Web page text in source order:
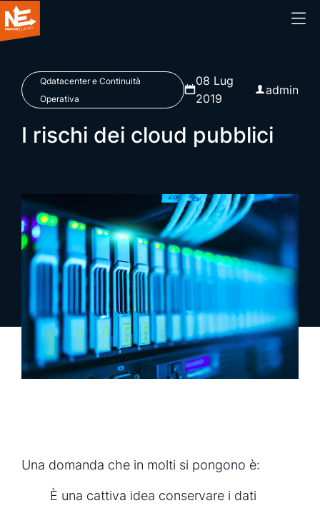
Home
Prodotti
Blog
Webinar
richiedi una demo
Qdatacenter e Continuità
Operativa
08 Lug
2019
admin
I rischi dei cloud pubblici
Una domanda che in molti si pongono è:
È una cattiva idea conservare i dati